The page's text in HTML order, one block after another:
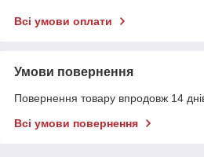
Всі умови оплати
Умови повернення
Повернення товару впродовж 14
Всі умови повернення